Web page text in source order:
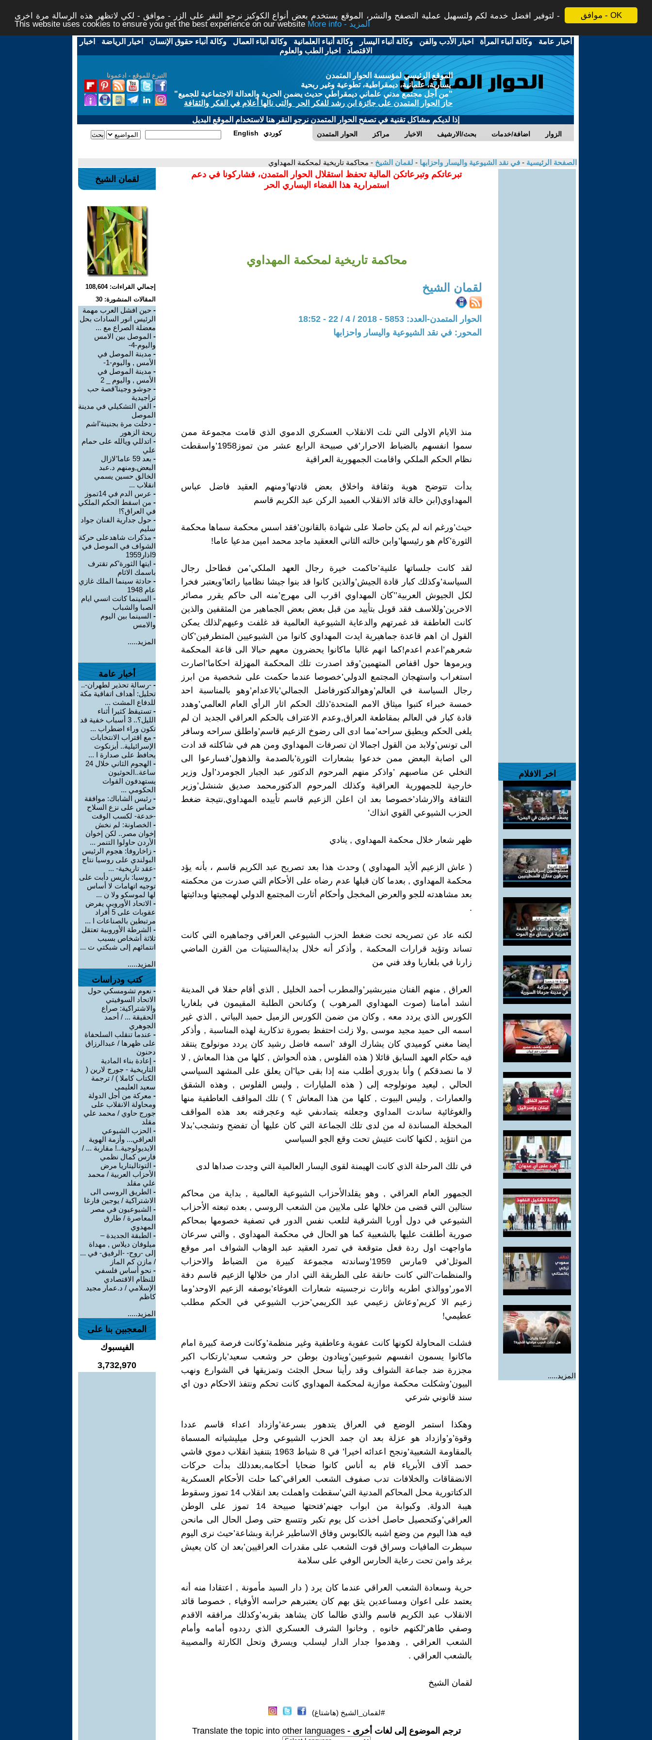
موافق - OK
لتوفير افضل خدمة لكم ولتسهيل عملية التصفح والنشر، الموقع يستخدم بعض أنواع الكوكيز نرجو النقر على الزر - موافق - لكي لاتظهر هذه الرسالة مرة اخرى -
This website uses cookies to ensure you get the best experience on our website
More info - المزيد
أخبار عامة -وكالة أنباء المرأة - اخبار الأدب والفن -وكالة أنباء اليسار -وكالة أنباء العلمانية -وكالة أنباء العمال -وكالة أنباء حقوق الإنسان - اخبار الرياضة - اخبار
الاقتصاد - اخبار الطب والعلوم
التبرع للموقع - ادعمونا
الموقع الرئيسي لمؤسسة الحوار المتمدن
يسارية، علمانية، ديمقراطية، تطوعية وغير ربحية
"من أجل مجتمع مدني علماني ديمقراطي حديث يضمن الحرية والعدالة الاجتماعية للجميع"
حاز الحوار المتمدن على جائزة ابن رشد للفكر الحر والتى نالها أعلام في الفكر والثقافة
إذا لديكم مشاكل تقنية في تصفح الحوار المتمدن نرجو النقر هنا لاستخدام الموقع البديل
الحوار المتمدن مراكز الاخبار بحث/الارشيف اضافة/خدمات الزوار English كوردي
الصفحة الرئيسية - في نقد الشيوعية واليسار واحزابها - لقمان الشيخ - محاكمة تاريخية لمحكمة المهداوي
اخر الافلام
المزيد.....
تبرعاتكم وتبرعاتكن المالية تحفظ استقلال الحوار المتمدن، فشاركونا في دعم
استمرارية هذا الفضاء اليساري الحر
محاكمة تاريخية لمحكمة المهداوي
لقمان الشيخ
الحوار المتمدن-العدد: 5853 - 2018 / 4 / 22 - 18:52
المحور: في نقد الشيوعية واليسار واحزابها
منذ الايام الاولى التي تلت الانقلاب العسكري الدموي الذي قامت مجموعة ممن
سموا انفسهم بالضباط الاحرار’في صبيحة الرابع عشر من تموز1958’واسقطت
نظام الحكم الملكي واقامت الجمهورية العراقية
بدأت تتوضح هوية وثقافة واخلاق بعض قادتها’ومنهم العقيد فاضل عباس
المهداوي(ابن خالة قائد الانقلاب العميد الركن عبد الكريم قاسم
حيث’ورغم انه لم يكن حاصلا على شهادة بالقانون’فقد اسس محكمة سماها محكمة
الثورة’كام هو رئيسها’وابن خالته الثاني الععقيد ماجد محمد امين مدعيا عاما!
لقد كانت جلساتها علنية’حاكمت خيرة رجال العهد الملكي’من فطاحل رجال
السياسة’وكذلك كبار قادة الجيش’والذين كانوا قد بنوا جيشا نظاميا رائعا’ويعتبر فخرا
لكل الجيوش العربية’’كان المهداوي اقرب الى مهرج’منه الى حاكم يقرر مصائر
الاخرين’وللاسف فقد قوبل بتأييد من قبل بعض بعض الجماهير من المثقفين والذين
كانت العاطفة قد غمرتهم والدعاية الشيوعية العالمية قد غلفت وعيهم’لذلك يمكن
القول ان اهم قاعدة جماهيرية ايدت المهداوي كانوا من الشيوعيين المتطرفين’كان
شعرهم’اعدم اعدم!كما انهم غالبا ماكانوا يحضرون معهم حبالا الى قاعة المحكمة
ويرموها حول اقفاص المتهمين’وقد اصدرت تلك المحكمة المهزلة احكاما’اصارت
استغراب واستهجان المجتمع الدولي’خصوصا عندما حكمت على شخصية من ابرز
رجال السياسة في العالم’وهوالدكتورفاضل الجمالي’بالاعدام’وهو بالمناسبة احد
خمسة خبراء كتبوا ميثاق الامم المتحدة’ذلك الحكم اثار الرأي العام العالمي’وهدد
قادة كبار في العالم بمقاطعة العراق,وعدم الاعتراف بالحكم العراقي الجديد ان لم
يلغى الحكم ويطيق سراحه’مما ادى الى رضوخ الزعيم قاسم’واطلق سراحه وسافر
الى تونس’ولابد من القول اجمالا ان تصرفات المهداوي ومن هم في شاكلته قد ادت
الى اصابة البعض ممن خدعوا بشعارات الثورة’بالصدمة والذهول’فسارعوا الى
التخلي عن مناصبهم ’واذكر منهم المرحوم الدكتور عبد الجبار الجومرد’اول وزير
خارجية للجمهورية العراقية وكذلك المرحوم الدكتورمحمد صديق شنشل’وزير
الثقافة والارشاد’خصوصا بعد ان اعلن الزعيم قاسم تأييده المهداوي,نتيجة ضغط
الحزب الشيوعي القوي انذاك’
ظهر شعار خلال محكمة المهداوي , ينادي
( عاش الزعيم ألأيد المهداوي ) وحدث هذا بعد تصريح عبد الكريم قاسم ، بأنه يؤد
محكمة المهداوي , بعدما كان قبلها عدم رضاه على الأحكام التي صدرت من محكمته
بعد مشاهدته للجو والعرض المخجل وأحكام أثارت المجتمع الدولي لهمجيتها وبدائيتها
.
لكنه عاد عن تصريحه تحت ضغط الحزب الشيوعي العراقي وجماهيره التي كانت
تساند وتؤيد قرارات المحكمة , وأذكر أنه خلال بدايةالستينات من القرن الماضي
زارنا في بلغاريا وفد فني من
العراق , منهم الفنان منيربشير’والمطرب أحمد الخليل , الذي أقام حفلا في المدينة
أنشد أمامنا (صوت المهداوي المرهوب ) وكنانحن الطلبة المقيمون في بلغاريا
الكورس الذي يردد معه , وكان من ضمن الكورس الزميل حميد البياتي , الذي غير
اسمه الى حميد مجيد موسى ,ولا زلت احتفظ بصورة تذكارية لهذه المناسبة , وأذكر
أيضا مغني كوميدي كان يشارك الوفد ’اسمه فاضل رشيد كان يردد مونولوج ينتقد
فيه حكام العهد السابق قائلا ( هذه الفلوس , هذه ألحواش , كلها من هذا المعاش , لا
لا ما نصدقكم ) وأنا بدوري أطلب منه إذا بقى حيا’ان يعلق على المشهد السياسي
الحالي , ليعيد مونولوجه إلى ( هذه المليارات , وليس الفلوس , وهذه الشقق
والعمارات , وليس البيوت , كلها من هذا المعاش ؟ ) تلك المواقف العاطفية منها
والغوغائية ساندت المداوي وجعلته يتمادىفي غيه وعجرفته بعد هذه المواقف
المخجلة المساندة له من لدى تلك الجماعة التي كان عليها أن تفضح وتشجب’بدلا
من انتؤيد , لكنها كانت عتيش تحت وقع الجو السياسي
في تلك المرحلة الذي كانت الهيمنة لقوى اليسار العالمية التي وجدت صداها لدى
الجمهور العام العراقي , وهو يقلدالأحزاب الشيوعية العالمية , بداية من محاكم
ستالين التي قضى من خلالها على ملايين من الشعب الروسي , بعده تبعته الأحزاب
الشيوعي في دول أوربا الشرقية لتلعب نفس الدور في تصفية خصومها بمحاكم
صورية أطلقت عليها بالشعبية كما هو الحال في محكمة المهداوي , والتي سرعان
ماواجهت اول ردة فعل متوقعة في تمرد العقيد عبد الوهاب الشواف امر موقع
الموثل’في 9مارس 1959’وساندته مجموعة كبيرة من الضباط والاحزاب
والمنظمات’التي كانت حانقة على الطريقة التي ادار من خلالها الزعيم قاسم دفة
الامور’ووالذي اطربه واثارت نرجسيته شعارات الغوغاء’بوصفه الزعيم الاوحد’وما
زعيم الا كريم’وعاش زعيمي عبد الكريمي’حزب الشيوعي في الحكم مطلب
عطيمي!
فشلت المحاولة لكونها كانت عفوية وعاطفية وغير منظمة’وكانت فرصة كبيرة امام
ماكانوا يسمون انفسهم شيوعيين’وينادون بوطن حر وشعب سعيد’بارتكاب اكبر
مجزرة ضد جماعة الشواف وقد رأينا سحل الجثث وتمزيقها في الشوارع ونهب
البيون’وشكلت محكمة موازية لمحكمة المهداوي كانت تحكم ونتفذ الاحكام دون اي
سند قانوني شرعي
وهكذا استمر الوضع في العراق يتدهور بسرعة’وازداد اعداء قاسم عددا
وقوة’و’وازداد هو عزلة بعد ان جمد الحزب الشيوعي وحل ميليشياته المسماة
بالمقاومة الشعبية’ونجح اعدائه اخيرا’ في 8 شباط 1963 بتنفيذ انقلاب دموي فاشي
حصد آلاف الأبرياء قام به أناس كانوا ضحايا أحكامه,بعدذلك بدأت حركات
الانضقاقات والخلافات تدب صفوف الشعب العراقي’كما حلت الأحكام العسكرية
الدكتاتورية محل المحاكم المدنية التي’سقطت واهملت بعد انقلاب 14 تموز وسقوط
هيبة الدولة, وكبوابة من ابواب جهنم’فتحتها صبيحة 14 تموز على الوطن
العراقي’وكتحصيل حاصل اخذت كل يوم تكبر وتتسع حتى وصل الحال الى مانحن
فيه هذا اليوم من وضع اشبه بالكابوس وفاق الاساطير غرابة وبشاعة’حيث نرى اليوم
سيطرت المافيات وسراق قوت الشعب على مقدرات العراقيين’بعد ان كان يعيش
برغد وامن تحت رعاية الحارس الوفي على سلامة
حرية وسعادة الشعب العراقي عندما كان يرد ( دار السيد مأمونة , اعتقادا منه أنه
يعتمد على اعوان ومساعدين يثق بهم كان يعتبرهم حراسه الأوفياء , خصوصا قائد
الانقلاب عبد الكريم قاسم والذي طالما كان يشاهد بقربه’وكذلك مرافقه الاقدم
وصفي طاهر’لكنهم خانوه , وخانوا الشرف العسكري الذي رددوه أمامه وأمام
الشعب العراقي , وهدموا جدار الدار ليسلب ويسرق وتحل الكارثة والمصيبة
بالشعب العراقي .
لقمان الشيخ
#لقمان_الشيخ (هاشتاغ)
ترجم الموضوع إلى لغات أخرى - Translate the topic into other languages
لقمان الشيخ
إجمالي القراءات: 108,604
المقالات المنشورة: 30
- حين افشل العرب مهمة
الرئيس انور السادات بحل
معضلة الصراع مع ...
- الموصل بين الامس
واليوم-4-
- مدينة الموصل في
الأمس , واليوم-1-
- مدينة الموصل في
الأمس , واليوم _ 2
- جوشو وجينا’قصة حب
تراجيدية
- الفن التشكيلي في مدينة
الموصل
- دخلت مرة بجنينة’اشم
ريحة الزهور
- اتدللي ويالله على حمام
علي
-
بعد 59 عاما’لازال
البعض,ومنهم د.عبد
الخالق حسين يسمي
انقلاب ...
- عرس الدم في 14تموز
- من اسقط الحكم الملكي
في العراق؟!
- حول جدارية الفنان جواد
سليم
- مذكرات شاهدعلى حركة
الشواف في الموصل في
9اذار1959
- ايتها الثورة’كم تقترف
باسمك الاثام
- حادثة سينما الملك غازي
عام 1948
- السينما كانت انسي ايام
الصبا والشباب
- السينما بين اليوم
والامس
المزيد.....
أخبار عامة
- -رسالة تحذير لطهران-..
تحليل: أهداف اتفاقية مكة
للدفاع المشت ...
- تستيقظ كثيرا أثناء
الليل؟.. 3 أسباب خفية قد
تكون وراء اضطراب ...
- مع اقتراب الانتخابات
الإسرائيلية.. أيزنكوت
يحافظ على صدارة ا ...
-
الهجوم الثاني خلال 24
ساعة..الحوثيون
يستهدفون القوات
الحكومي ...
- رئيس الشاباك: موافقة
حماس على نزع السلاح
-خدعة- لكسب الوقت
- الخصاونة: لم نخش
إخوان مصر.. لكن إخوان
الأردن حاولوا التنمر ...
- زاخاروفا: هجوم الرئيس
البولندي على روسيا نتاج
-عقد تاريخية- ...
- روسيا: باريس دأبت على
توجيه اتهامات لا أساس
لها لموسكو ولا ن ...
- الاتحاد الأوروبي يفرض
عقوبات على 5 أفراد
مرتبطين بالصناعات ا ...
- الشرطة الأوروبية تعتقل
ثلاثة أشخاص بسبب
انتمائهم إلى شبكتي ت ...
المزيد.....
كتب ودراسات
- نعوم تشومسكي حول
الاتحاد السوفيتي
والاشتراكية: صراع
الحقيقة ... / أحمد
الجوهري
- عندما تنقلب السلحفاة
على ظهرها / عبدالرزاق
دحنون
- إعادة بناء المادية
التاريخية - جورج لارين (
الكتاب كاملا ) / ترجمة
سعيد العليمى
- معركة من أجل الدولة
ومحاولة الانقلاب على
جورج حاوي / محمد علي
مقلد
- الحزب الشيوعي
العراقي... وأزمة الهوية
الايديولوجية..! مقاربة ... /
فارس كمال نظمي
- التوتاليتاريا مرض
الأحزاب العربية / محمد
علي مقلد
- الطريق الروسى الى
الاشتراكية / يوجين فارغا
- الشيوعيون في مصر
المعاصرة / طارق
المهدوي
- الطبقة الجديدة –
ميلوفان ديلاس , مهداة
إلى -روح- -الرفيق- في ...
/ مازن كم الماز
- نحو أساس فلسفي
للنظام الاقتصادي
الإسلامي / د.عمار مجيد
كاظم
المزيد.....
المعجبين بنا على
الفيسبوك
3,732,970